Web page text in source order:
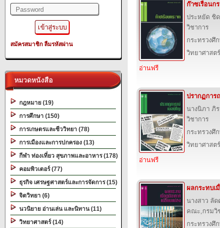
สมัครสมาชิก ลืมรหัสผ่าน
หมวดหนังสือ
กฎหมาย (19)
การศึกษา (150)
การเกษตรและชีววิทยา (78)
การเมืองและการปกครอง (13)
กีฬา ท่องเที่ยว สุขภาพและอาหาร (178)
คอมพิวเตอร์ (77)
ธุรกิจ เศรษฐศาสตร์และการจัดการ (15)
จิตวิทยา (6)
นวนิยาย อ่านเล่น และนิทาน (11)
วิทยาศาสตร์ (14)
ก๊าซเรือนก
ประหยัด ชิ
วิชาการ
กระทรวงศึ
วิทยาศาสตร์
อ่านฟรี
ปรากฏการ
นางนิภา ภิ
วิชาการ
กระทรวงศึ
วิทยาศาสตร์
อ่านฟรี
ผลกระทบเ
นางสาว ลัด
คณะ,กรมวิ
กระทรวงศึ